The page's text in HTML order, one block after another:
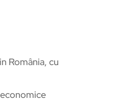
România, cu